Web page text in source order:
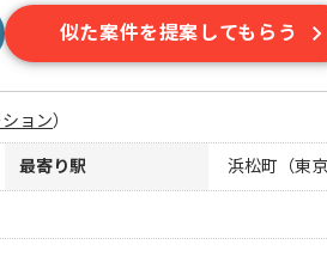
似た案件を提案してもらう
ョン）
最寄り駅 浜松町（東